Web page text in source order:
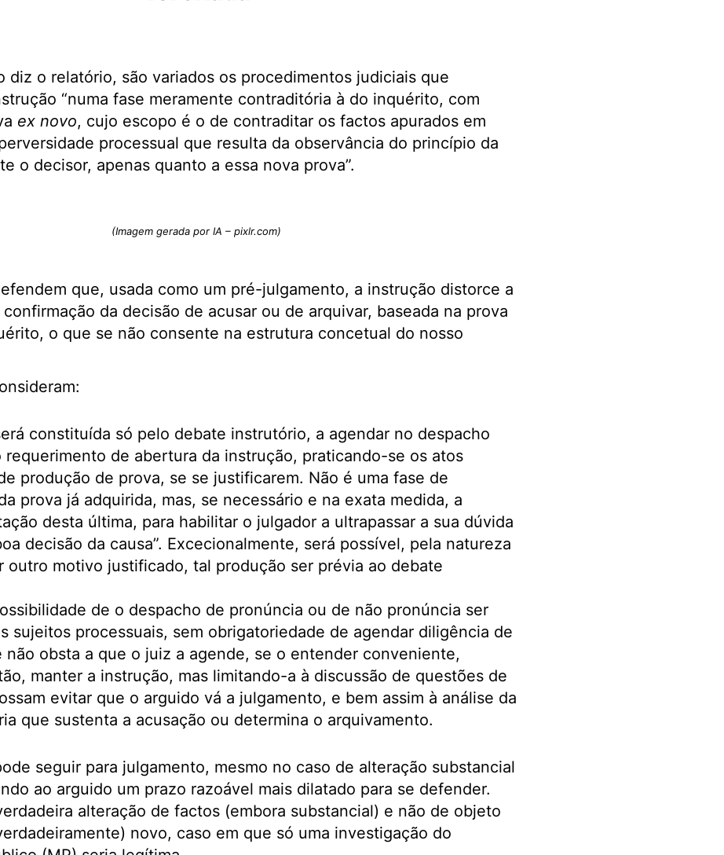
diz o relatório, são variados os procedimentos judiciais que
“numa fase meramente contraditória à do inquérito, com
ex novo, cujo escopo é o de contraditar os factos apurados em
processual que resulta da observância do princípio da
o decisor, apenas quanto a essa nova prova”.
(Imagem gerada por IA – pixlr.com)
que, usada como um pré-julgamento, a instrução distorce a
da decisão de acusar ou de arquivar, baseada na prova
o que se não consente na estrutura concetual do nosso
constituída só pelo debate instrutório, a agendar no despacho
requerimento de abertura da instrução, praticando-se os atos
produção de prova, se se justificarem. Não é uma fase de
prova já adquirida, mas, se necessário e na exata medida, a
desta última, para habilitar o julgador a ultrapassar a sua dúvida
decisão da causa”. Excecionalmente, será possível, pela natureza
outro motivo justificado, tal produção ser prévia ao debate
de o despacho de pronúncia ou de não pronúncia ser
sujeitos processuais, sem obrigatoriedade de agendar diligência de
não obsta a que o juiz a agende, se o entender conveniente,
manter a instrução, mas limitando-a à discussão de questões de
evitar que o arguido vá a julgamento, e bem assim à análise da
que sustenta a acusação ou determina o arquivamento.
seguir para julgamento, mesmo no caso de alteração substancial
ao arguido um prazo razoável mais dilatado para se defender.
alteração de factos (embora substancial) e não de objeto
novo, caso em que só uma investigação do